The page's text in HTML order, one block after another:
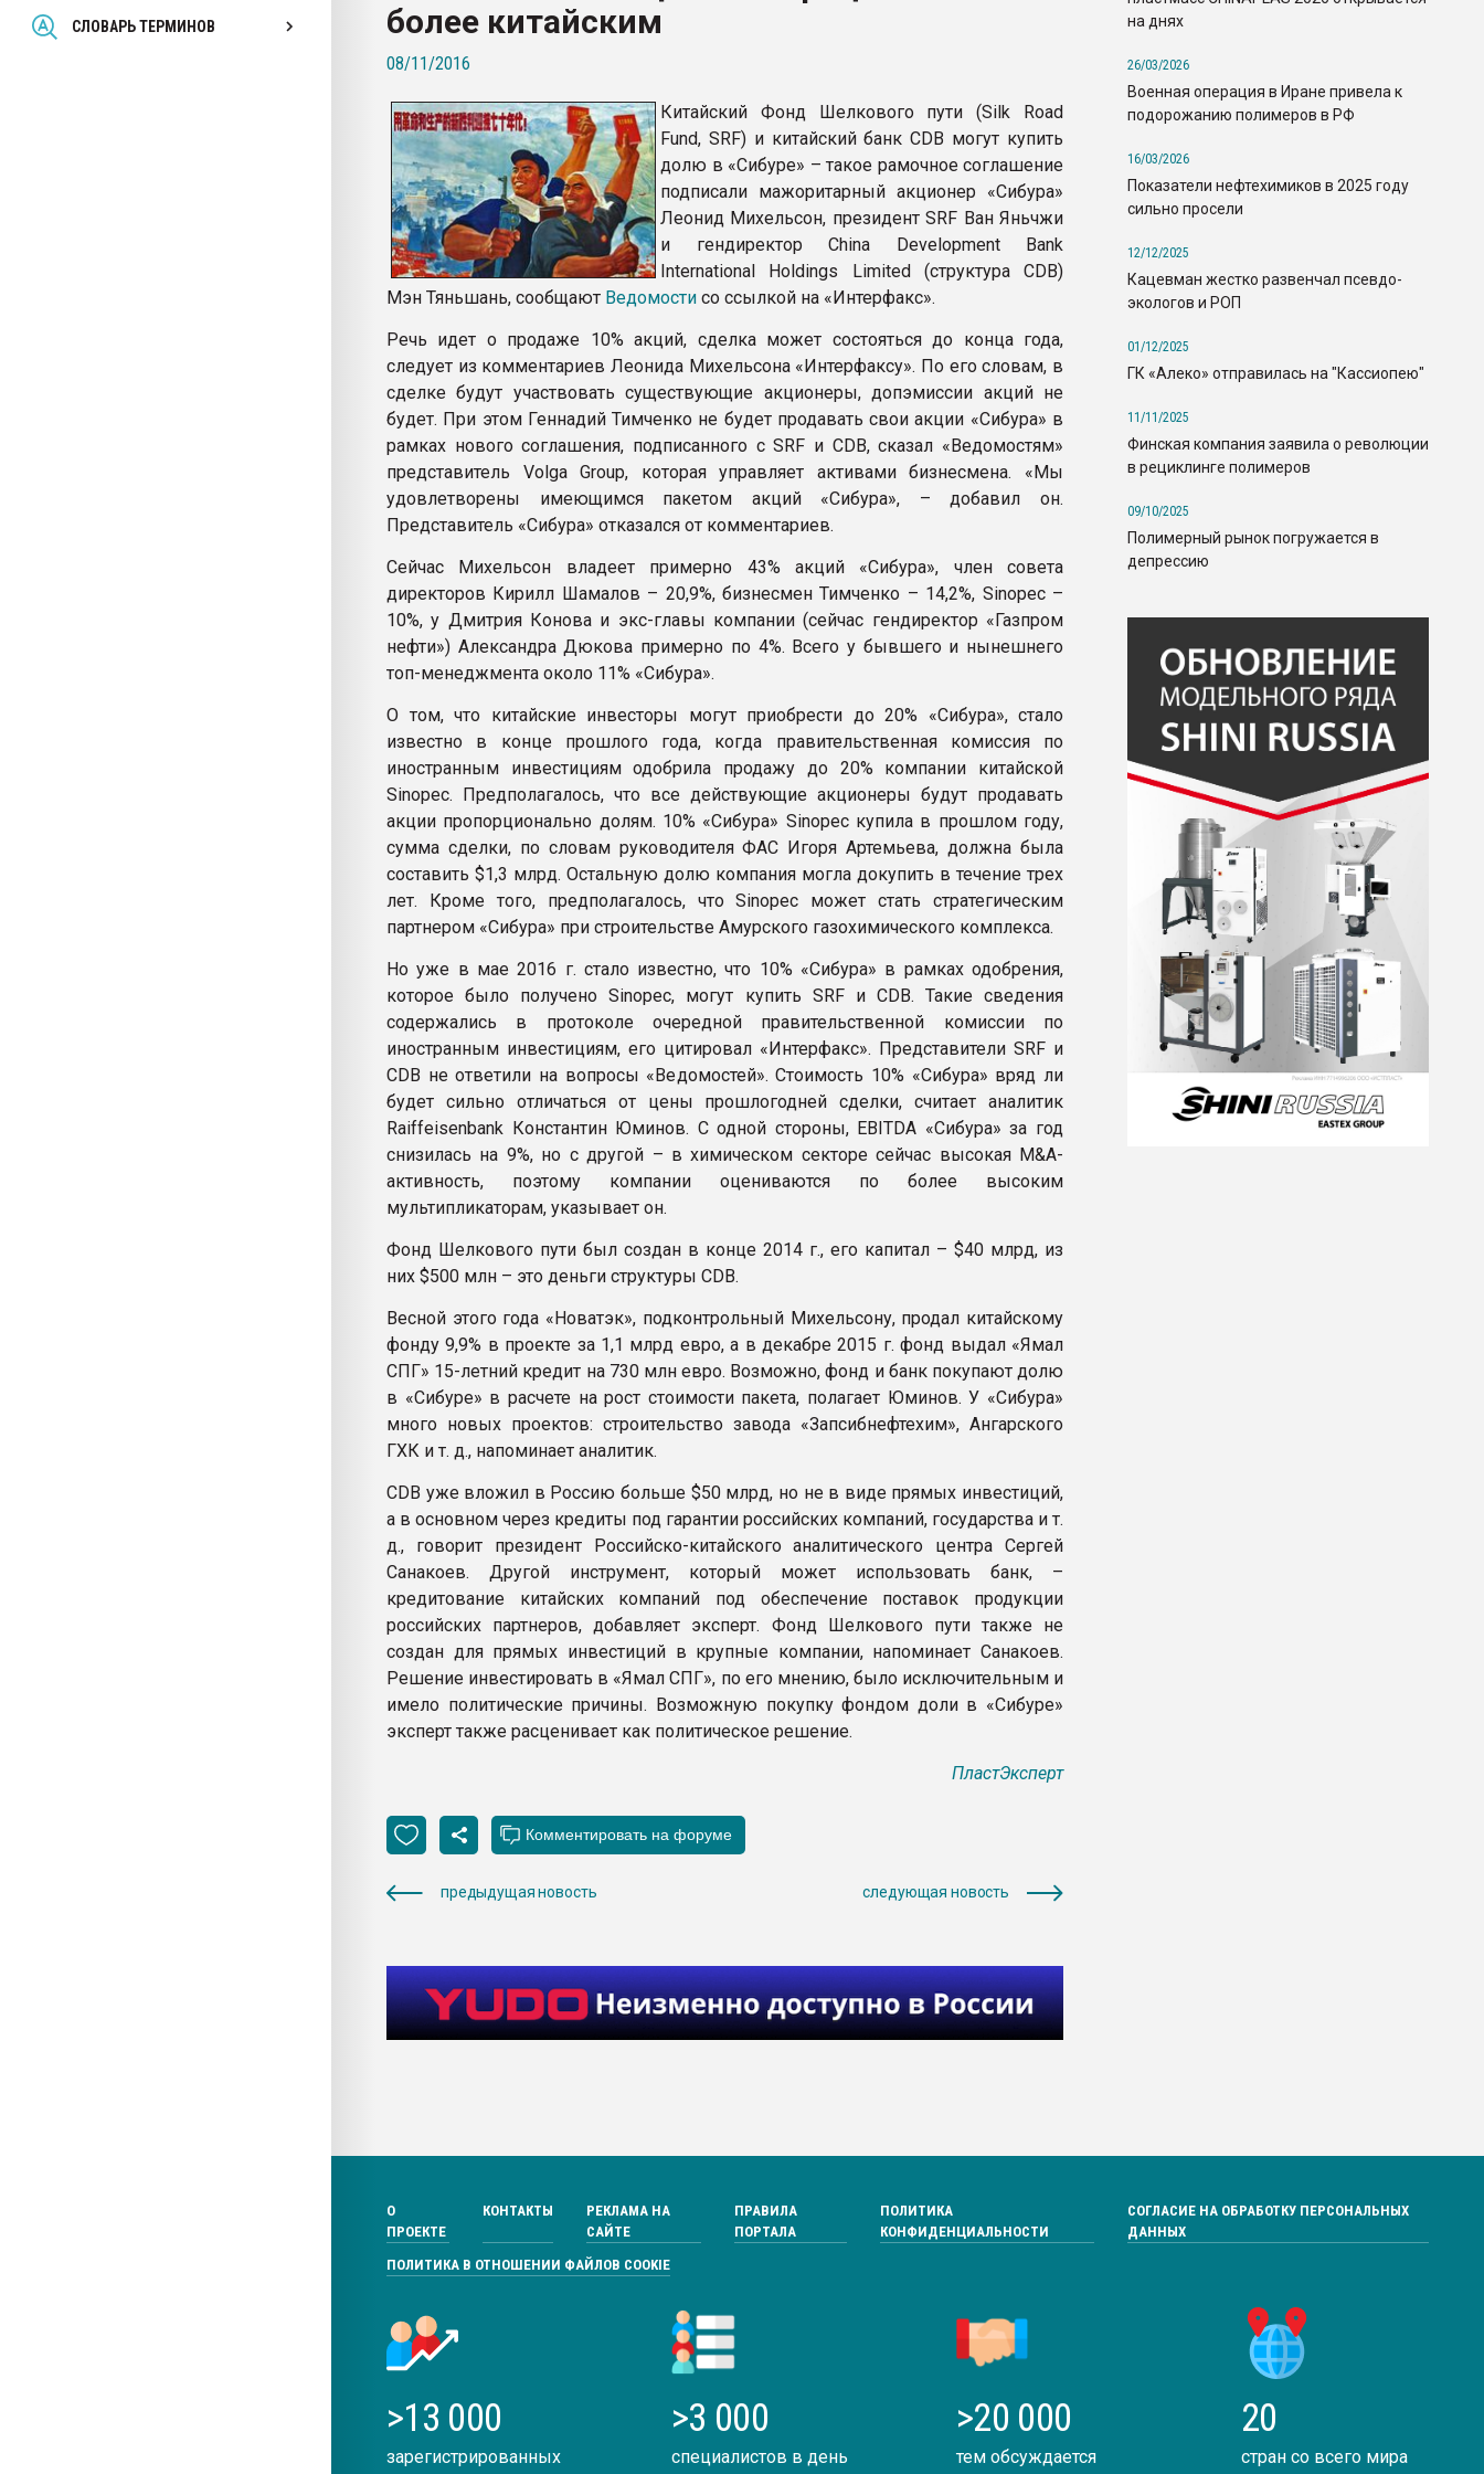
СЛОВАРЬ ТЕРМИНОВ
Всё, что касается выдува ПЭТ
бутылок
ПЕРЕЙТИ НА ФОРУМ
более китайским
08/11/2016
Китайский Фонд Шелкового пути (Silk Road
Fund, SRF) и китайский банк CDB могут купить
долю в «Сибуре» – такое рамочное соглашение
подписали мажоритарный акционер «Сибура»
Леонид Михельсон, президент SRF Ван Яньчжи
и гендиректор China Development Bank
International Holdings Limited (структура CDB)
Мэн Тяньшань, сообщают Ведомости со ссылкой на «Интерфакс».
Речь идет о продаже 10% акций, сделка может состояться до конца года,
следует из комментариев Леонида Михельсона «Интерфаксу». По его словам, в
сделке будут участвовать существующие акционеры, допэмиссии акций не
будет. При этом Геннадий Тимченко не будет продавать свои акции «Сибура» в
рамках нового соглашения, подписанного с SRF и CDB, сказал «Ведомостям»
представитель Volga Group, которая управляет активами бизнесмена. «Мы
удовлетворены имеющимся пакетом акций «Сибура», – добавил он.
Представитель «Сибура» отказался от комментариев.
Сейчас Михельсон владеет примерно 43% акций «Сибура», член совета
директоров Кирилл Шамалов – 20,9%, бизнесмен Тимченко – 14,2%, Sinopec –
10%, у Дмитрия Конова и экс-главы компании (сейчас гендиректор «Газпром
нефти») Александра Дюкова примерно по 4%. Всего у бывшего и нынешнего
топ-менеджмента около 11% «Сибура».
О том, что китайские инвесторы могут приобрести до 20% «Сибура», стало
известно в конце прошлого года, когда правительственная комиссия по
иностранным инвестициям одобрила продажу до 20% компании китайской
Sinopec. Предполагалось, что все действующие акционеры будут продавать
акции пропорционально долям. 10% «Сибура» Sinopec купила в прошлом году,
сумма сделки, по словам руководителя ФАС Игоря Артемьева, должна была
составить $1,3 млрд. Остальную долю компания могла докупить в течение трех
лет. Кроме того, предполагалось, что Sinopec может стать стратегическим
партнером «Сибура» при строительстве Амурского газохимического комплекса.
Но уже в мае 2016 г. стало известно, что 10% «Сибура» в рамках одобрения,
которое было получено Sinopec, могут купить SRF и CDB. Такие сведения
содержались в протоколе очередной правительственной комиссии по
иностранным инвестициям, его цитировал «Интерфакс». Представители SRF и
CDB не ответили на вопросы «Ведомостей». Стоимость 10% «Сибура» вряд ли
будет сильно отличаться от цены прошлогодней сделки, считает аналитик
Raiffeisenbank Константин Юминов. С одной стороны, EBITDA «Сибура» за год
снизилась на 9%, но с другой – в химическом секторе сейчас высокая M&A-
активность, поэтому компании оцениваются по более высоким
мультипликаторам, указывает он.
Фонд Шелкового пути был создан в конце 2014 г., его капитал – $40 млрд, из
них $500 млн – это деньги структуры CDB.
Весной этого года «Новатэк», подконтрольный Михельсону, продал китайскому
фонду 9,9% в проекте за 1,1 млрд евро, а в декабре 2015 г. фонд выдал «Ямал
СПГ» 15-летний кредит на 730 млн евро. Возможно, фонд и банк покупают долю
в «Сибуре» в расчете на рост стоимости пакета, полагает Юминов. У «Сибура»
много новых проектов: строительство завода «Запсибнефтехим», Ангарского
ГХК и т. д., напоминает аналитик.
CDB уже вложил в Россию больше $50 млрд, но не в виде прямых инвестиций,
а в основном через кредиты под гарантии российских компаний, государства и т.
д., говорит президент Российско-китайского аналитического центра Сергей
Санакоев. Другой инструмент, который может использовать банк, –
кредитование китайских компаний под обеспечение поставок продукции
российских партнеров, добавляет эксперт. Фонд Шелкового пути также не
создан для прямых инвестиций в крупные компании, напоминает Санакоев.
Решение инвестировать в «Ямал СПГ», по его мнению, было исключительным и
имело политические причины. Возможную покупку фондом доли в «Сибуре»
эксперт также расценивает как политическое решение.
ПластЭксперт
предыдущая новость следующая новость
на днях
26/03/2026
Военная операция в Иране привела к
подорожанию полимеров в РФ
16/03/2026
Показатели нефтехимиков в 2025 году
сильно просели
12/12/2025
Кацевман жестко развенчал псевдо-
экологов и РОП
01/12/2025
ГК «Алеко» отправилась на "Кассиопею"
11/11/2025
Финская компания заявила о революции
в рециклинге полимеров
09/10/2025
Полимерный рынок погружается в
депрессию
О
ПРОЕКТЕ
КОНТАКТЫ
РЕКЛАМА НА
САЙТЕ
ПРАВИЛА
ПОРТАЛА
ПОЛИТИКА
КОНФИДЕНЦИАЛЬНОСТИ
СОГЛАСИЕ НА ОБРАБОТКУ ПЕРСОНАЛЬНЫХ
ДАННЫХ
ПОЛИТИКА В ОТНОШЕНИИ ФАЙЛОВ COOKIE
>13 000
зарегистрированных
>3 000
специалистов в день
>20 000
тем обсуждается
20
стран со всего мира